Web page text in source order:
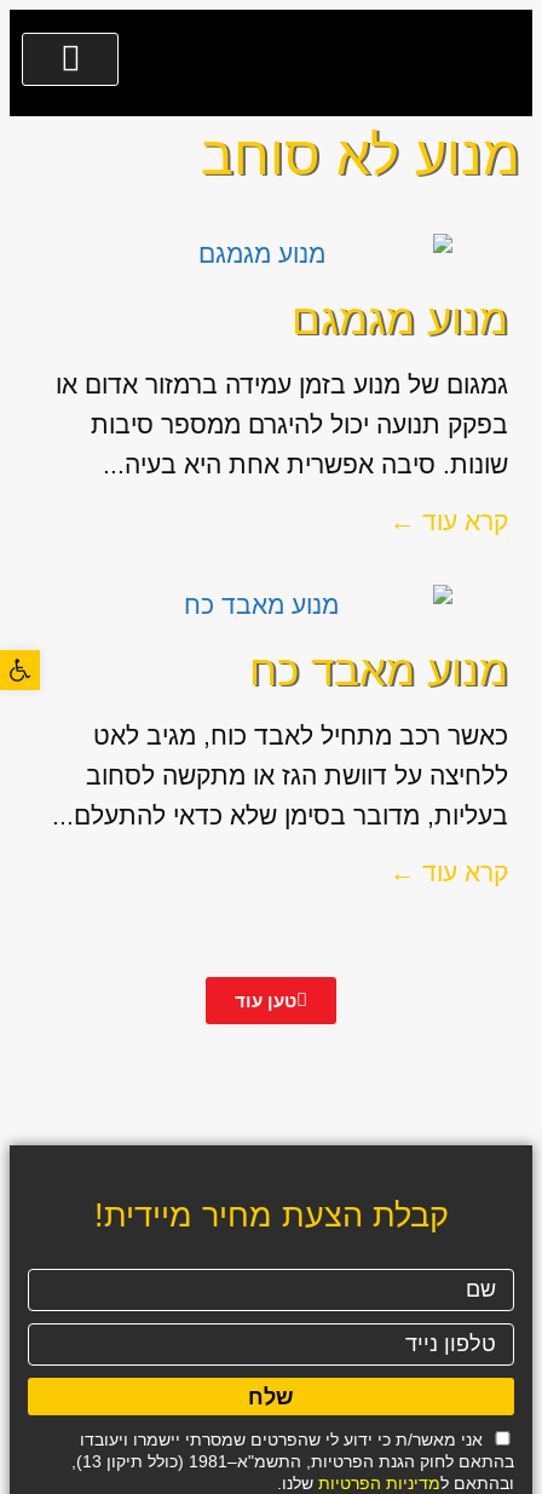
מנוע לא סוחב
מנוע מגמגם
גמגום של מנוע בזמן עמידה ברמזור אדום או
בפקק תנועה יכול להיגרם ממספר סיבות
שונות. סיבה אפשרית אחת היא בעיה...
קרא עוד ←
מנוע מאבד כח
כאשר רכב מתחיל לאבד כוח, מגיב לאט
ללחיצה על דוושת הגז או מתקשה לסחוב
בעליות, מדובר בסימן שלא כדאי להתעלם...
קרא עוד ←
טען עוד
קבלת הצעת מחיר מיידית!
אני מאשר/ת כי ידוע לי שהפרטים שמסרתי יישמרו ויעובדו
בהתאם לחוק הגנת הפרטיות, התשמ"א–1981 (כולל תיקון 13),
ובהתאם למדיניות הפרטיות שלנו.
שלח
פתח